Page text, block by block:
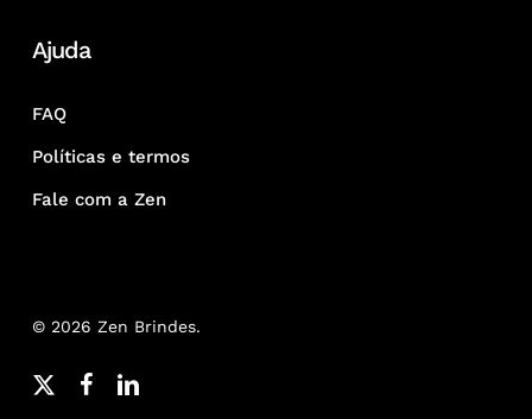
Ajuda
FAQ
Políticas e termos
Fale com a Zen
© 2026 Zen Brindes.
x-
facebooklinkedin